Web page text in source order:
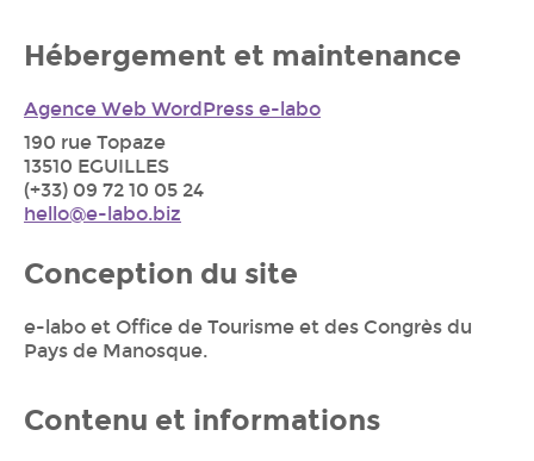
Hébergement et maintenance
Agence Web WordPress e-labo
190 rue Topaze
13510 EGUILLES
(+33) 09 72 10 05 24
hello@e-labo.biz
Conception du site
e-labo et Office de Tourisme et des Congrès du
Pays de Manosque.
Contenu et informations